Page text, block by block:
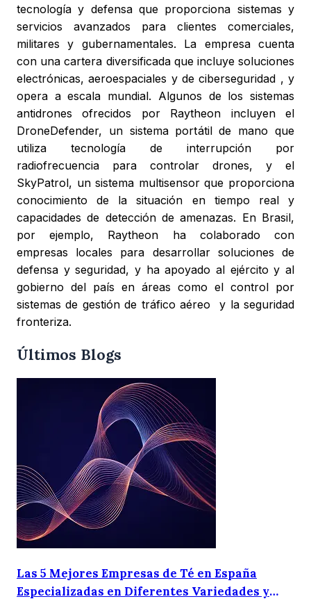
tecnología y defensa que proporciona sistemas y
servicios avanzados para clientes comerciales,
militares y gubernamentales. La empresa cuenta
con una cartera diversificada que incluye soluciones
electrónicas, aeroespaciales y de ciberseguridad , y
opera a escala mundial. Algunos de los sistemas
antidrones ofrecidos por Raytheon incluyen el
DroneDefender, un sistema portátil de mano que
utiliza tecnología de interrupción por
radiofrecuencia para controlar drones, y el
SkyPatrol, un sistema multisensor que proporciona
conocimiento de la situación en tiempo real y
capacidades de detección de amenazas. En Brasil,
por ejemplo, Raytheon ha colaborado con
empresas locales para desarrollar soluciones de
defensa y seguridad, y ha apoyado al ejército y al
gobierno del país en áreas como el control por
sistemas de gestión de tráfico aéreo y la seguridad
fronteriza.
Últimos Blogs
Las 5 Mejores Empresas de Té en España
Especializadas en Diferentes Variedades y